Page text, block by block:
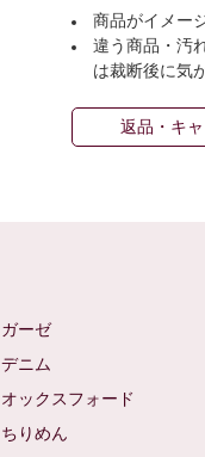
商品がイメー
違う商品・汚
は裁断後に気
返品・キ
ガーゼ
デニム
オックスフォード
ちりめん